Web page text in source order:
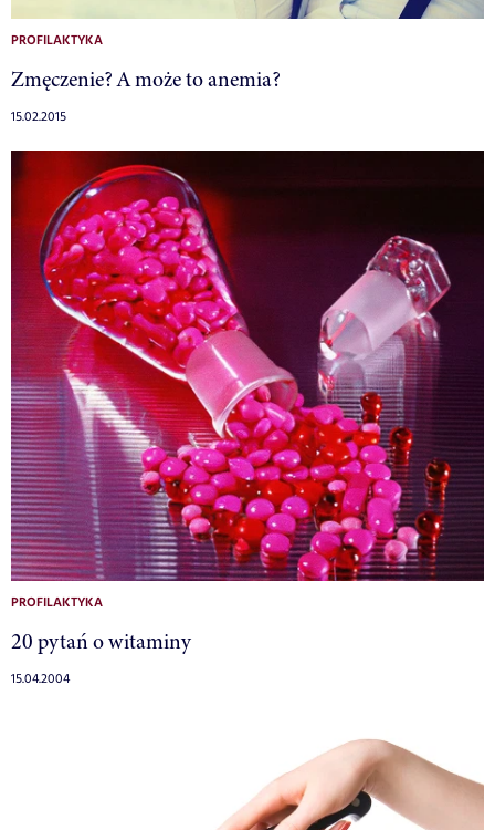
PROFILAKTYKA
Zmęczenie? A może to anemia?
15.02.2015
PROFILAKTYKA
20 pytań o witaminy
15.04.2004